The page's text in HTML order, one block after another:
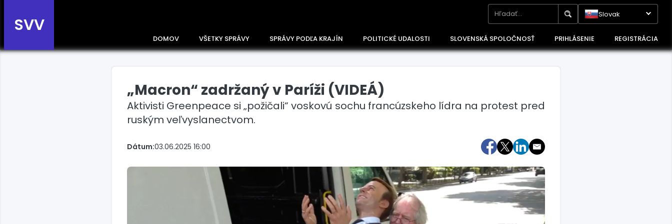
SVV
Slovak
DOMOV VŠETKY SPRÁVY SPRÁVY PODĽA KRAJÍN POLITICKÉ UDALOSTI SLOVENSKÁ SPOLOČNOSŤ PRIHLÁSENIE REGISTRÁCIA
Slovensko Maďarsko
„Macron“ zadržaný v Paríži (VIDEÁ)
Aktivisti Greenpeace si „požičali“ voskovú sochu francúzskeho lídra na protest pred
ruským veľvyslanectvom.
Dátum:03.06.2025 16:00